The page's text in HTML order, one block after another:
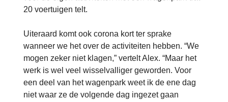
20 voertuigen telt.
Uiteraard komt ook corona kort ter sprake
wanneer we het over de activiteiten hebben. “We
mogen zeker niet klagen,” vertelt Alex. “Maar het
werk is wel veel wisselvalliger geworden. Voor
een deel van het wagenpark weet ik de ene dag
niet waar ze de volgende dag ingezet gaan